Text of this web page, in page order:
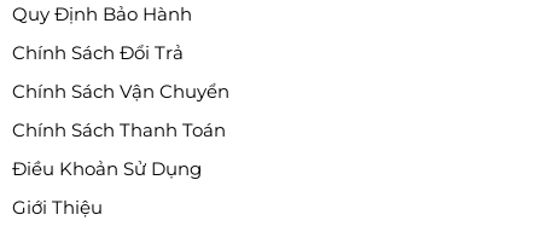
Quy Định Bảo Hành
Chính Sách Đổi Trả
Chính Sách Vận Chuyển
Chính Sách Thanh Toán
Điều Khoản Sử Dụng
Giới Thiệu